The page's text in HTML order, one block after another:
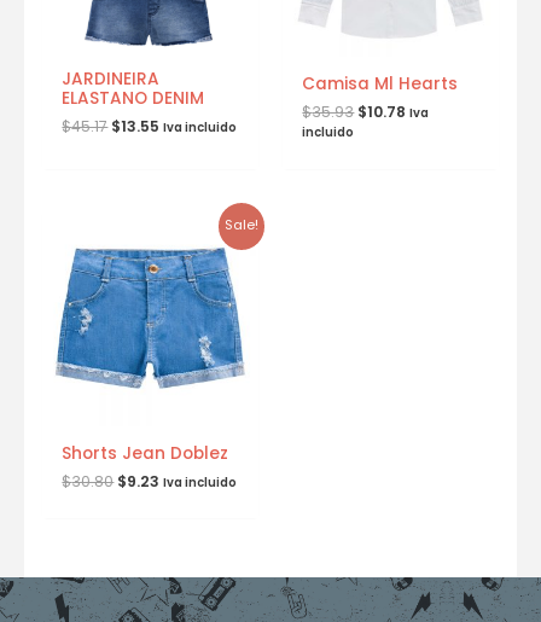
JARDINEIRA
ELASTANO DENIM
$45.17 $13.55 Iva incluido
Camisa Ml Hearts
$35.93 $10.78 Iva
incluido
Sale!
Shorts Jean Doblez
$30.80 $9.23 Iva incluido